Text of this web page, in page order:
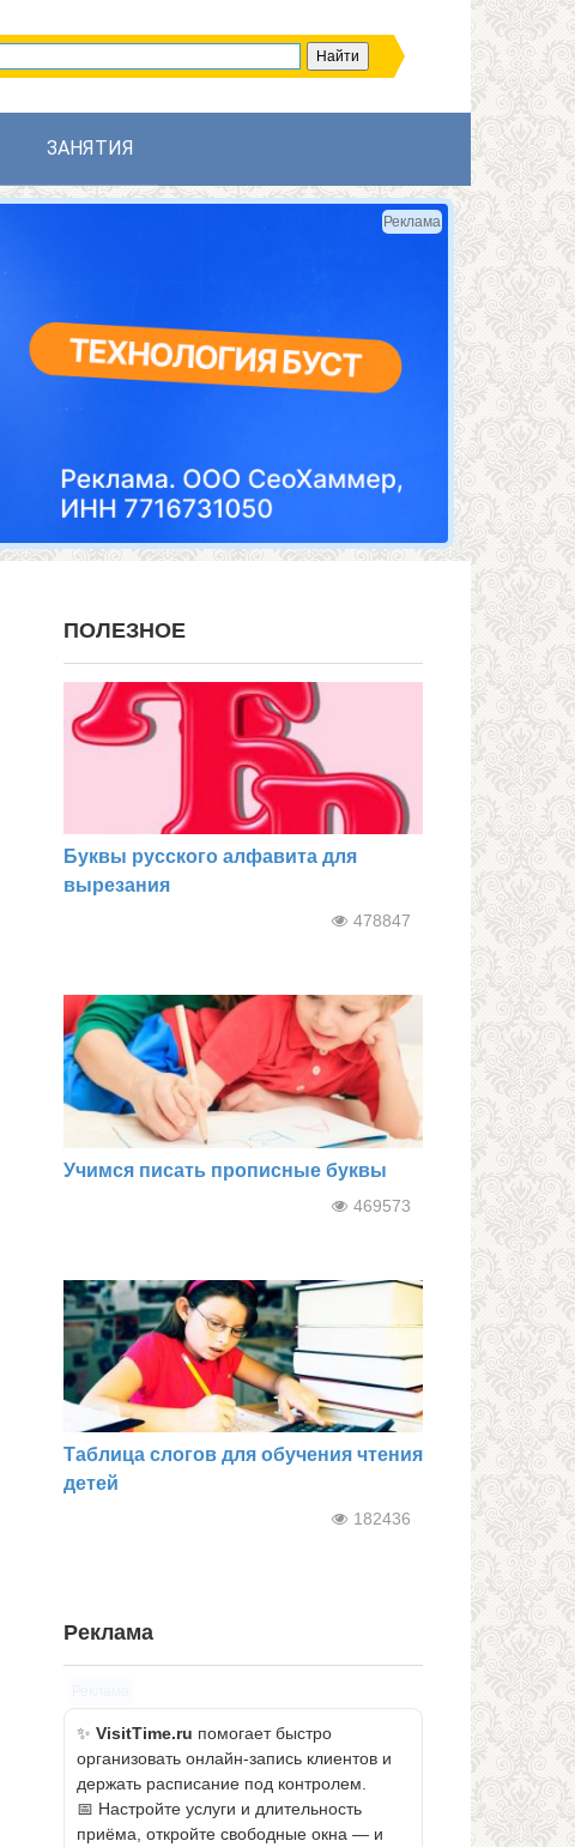
ЗАНЯТИЯ
Реклама
ПОЛЕЗНОЕ
Буквы русского алфавита для
вырезания
478847
Учимся писать прописные буквы
469573
Таблица слогов для обучения чтения
детей
182436
Реклама
✨ VisitTime.ru помогает быстро
организовать онлайн-запись клиентов и
держать расписание под контролем.
📅 Настройте услуги и длительность
приёма, откройте свободные окна — и